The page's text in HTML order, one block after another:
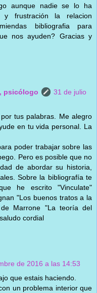
aunque nadie se lo ha
y frustración la relacion
bibliografia para
nos ayuden? Gracias y
psicólogo
31 de julio
tus palabras. Me alegro
en tu vida personal. La
poder trabajar sobre las
Pero es posible que no
de abordar su historia,
Sobre la bibliografía te
he escrito "Vinculate"
"Los buenos tratos a la
Marrone "La teoría del
cordial
de 2016 a las 14:53
que estais haciendo.
un problema interior que